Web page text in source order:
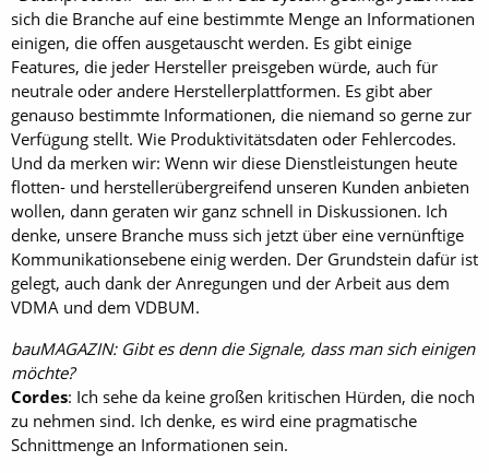
sich die Branche auf eine bestimmte Menge an Informationen
einigen, die offen ausgetauscht werden. Es gibt einige
Features, die jeder Hersteller preisgeben würde, auch für
neutrale oder andere Herstellerplattformen. Es gibt aber
genauso bestimmte Informationen, die niemand so gerne zur
Verfügung stellt. Wie Produktivitätsdaten oder Fehlercodes.
Und da merken wir: Wenn wir diese Dienstleistungen heute
flotten- und herstellerübergreifend unseren Kunden anbieten
wollen, dann geraten wir ganz schnell in Diskussionen. Ich
denke, unsere Branche muss sich jetzt über eine vernünftige
Kommunikationsebene einig werden. Der Grundstein dafür ist
gelegt, auch dank der Anregungen und der Arbeit aus dem
VDMA und dem VDBUM.
bauMAGAZIN: Gibt es denn die Signale, dass man sich einigen
möchte?
Cordes: Ich sehe da keine großen kritischen Hürden, die noch
zu nehmen sind. Ich denke, es wird eine pragmatische
Schnittmenge an Informationen sein.